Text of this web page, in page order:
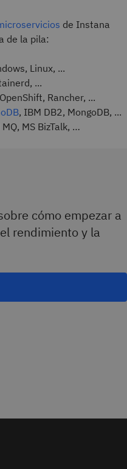
de Instana
de la pila:
Linux, ...
...
Rancher, ...
, IBM DB2, MongoDB, ...
MS BizTalk, …
cómo empezar a
rendimiento y la